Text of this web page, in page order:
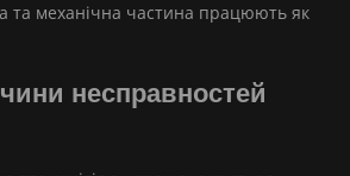
та механічна частина працюють як
несправностей